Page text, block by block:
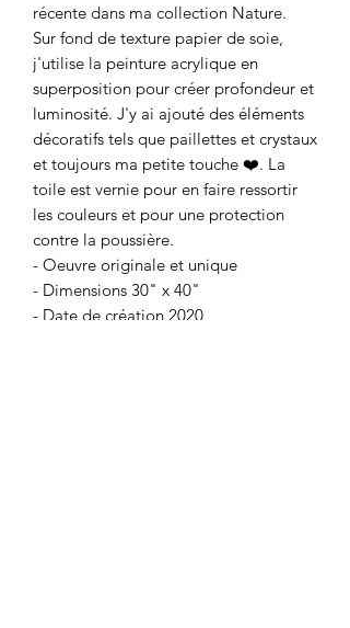
récente dans ma collection Nature.
Sur fond de texture papier de soie,
j'utilise la peinture acrylique en
superposition pour créer profondeur et
luminosité. J'y ai ajouté des éléments
décoratifs tels que paillettes et crystaux
et toujours ma petite touche ❤️. La
toile est vernie pour en faire ressortir
les couleurs et pour une protection
contre la poussière.
- Oeuvre originale et unique
- Dimensions 30" x 40"
- Date de création 2020